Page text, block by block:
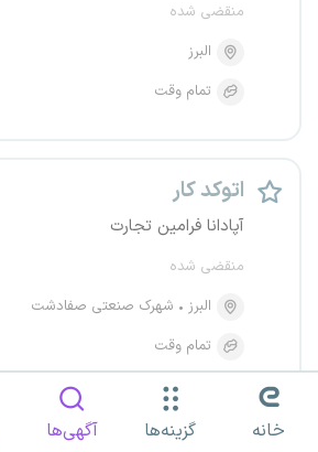
منقضی شده
البرز
تمام وقت
اتوکد کار
آپادانا فرامین تجارت
منقضی شده
البرز
شهرک صنعتی صفادشت
تمام وقت
خانه گزینه‌ها آگهی‌ها